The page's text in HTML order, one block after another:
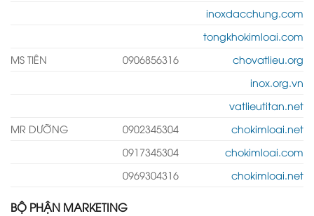
inoxdacchung.com
tongkhokimloai.com
MS TIÊN
0906856316
chovatlieu.org
inox.org.vn
vatlieutitan.net
MR DƯỠNG
0902345304
chokimloai.net
0917345304
chokimloai.com
0969304316
chokimloai.net
BỘ PHẬN MARKETING